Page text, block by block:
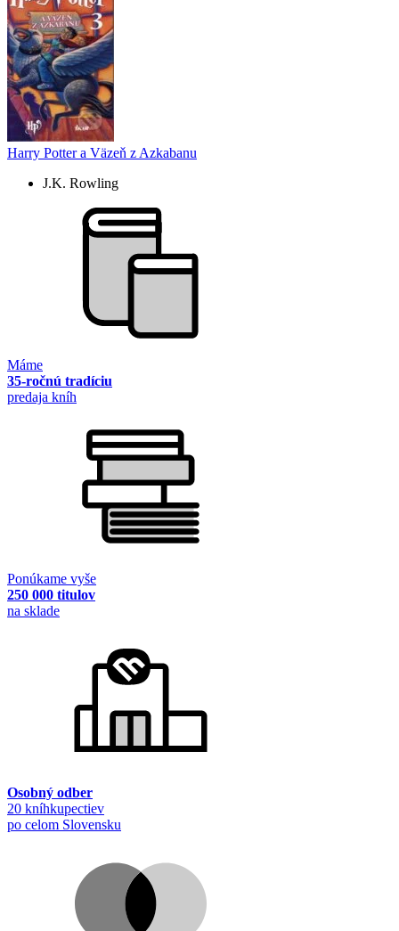
Harry Potter a Väzeň z Azkabanu
J.K. Rowling
Máme
35-ročnú tradíciu
predaja kníh
Ponúkame vyše
250 000 titulov
na sklade
Osobný odber
20 kníhkupectiev
po celom Slovensku